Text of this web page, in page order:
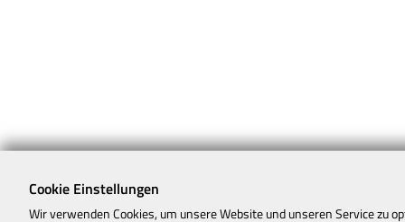
Cookie Einstellungen
Wir verwenden Cookies, um unsere Website und unseren Service zu